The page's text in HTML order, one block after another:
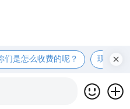
们是怎么收费的呢？ 现在有